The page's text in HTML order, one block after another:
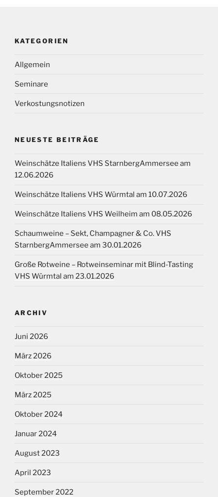
KATEGORIEN
Allgemein
Seminare
Verkostungsnotizen
NEUESTE BEITRÄGE
Weinschätze Italiens VHS StarnbergAmmersee am
12.06.2026
Weinschätze Italiens VHS Würmtal am 10.07.2026
Weinschätze Italiens VHS Weilheim am 08.05.2026
Schaumweine – Sekt, Champagner & Co. VHS
StarnbergAmmersee am 30.01.2026
Große Rotweine – Rotweinseminar mit Blind-Tasting
VHS Würmtal am 23.01.2026
ARCHIV
Juni 2026
März 2026
Oktober 2025
März 2025
Oktober 2024
Januar 2024
August 2023
April 2023
September 2022